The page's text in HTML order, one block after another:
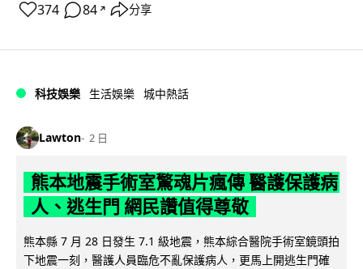
374 84 ↗ 分享
科技娛樂 生活娛樂 城中熱話
Lawton 2 日
熊本地震手術室驚魂片瘋傳 醫護保護病
人、逃生門 網民讚值得尊敬
熊本縣 7 月 28 日發生 7.1 級地震，熊本綜合醫院手術室鏡頭拍
下地震一刻，醫護人員臨危不亂保護病人，更馬上開逃生門確